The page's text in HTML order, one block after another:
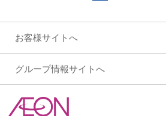
お客様サイトへ
グループ情報サイトへ